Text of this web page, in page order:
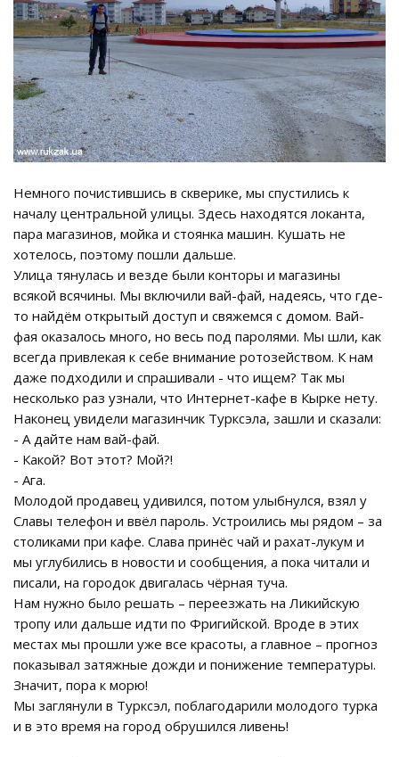
Немного почистившись в скверике, мы спустились к
началу центральной улицы. Здесь находятся локанта,
пара магазинов, мойка и стоянка машин. Кушать не
хотелось, поэтому пошли дальше.
Улица тянулась и везде были конторы и магазины
всякой всячины. Мы включили вай-фай, надеясь, что где-
то найдём открытый доступ и свяжемся с домом. Вай-
фая оказалось много, но весь под паролями. Мы шли, как
всегда привлекая к себе внимание ротозейством. К нам
даже подходили и спрашивали - что ищем? Так мы
несколько раз узнали, что Интернет-кафе в Кырке нету.
Наконец увидели магазинчик Турксэла, зашли и сказали:
- А дайте нам вай-фай.
- Какой? Вот этот? Мой?!
- Ага.
Молодой продавец удивился, потом улыбнулся, взял у
Славы телефон и ввёл пароль. Устроились мы рядом – за
столиками при кафе. Слава принёс чай и рахат-лукум и
мы углубились в новости и сообщения, а пока читали и
писали, на городок двигалась чёрная туча.
Нам нужно было решать – переезжать на Ликийскую
тропу или дальше идти по Фригийской. Вроде в этих
местах мы прошли уже все красоты, а главное – прогноз
показывал затяжные дожди и понижение температуры.
Значит, пора к морю!
Мы заглянули в Турксэл, поблагодарили молодого турка
и в это время на город обрушился ливень!